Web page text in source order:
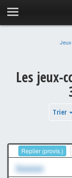
Les jeux-
Trier
Replier (provis.)
Xxxxxxx